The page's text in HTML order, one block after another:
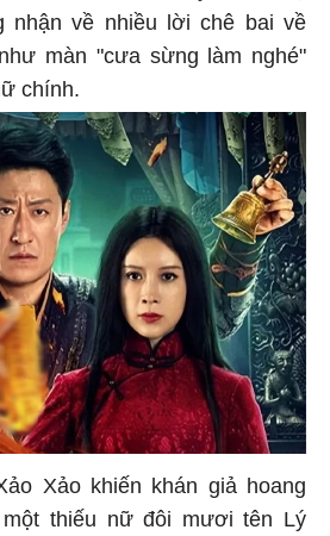
nhận về nhiều lời chê bai về
màn "cưa sừng làm nghé"
chính.
Xảo khiến khán giả hoang
thiếu nữ đôi mươi tên Lý